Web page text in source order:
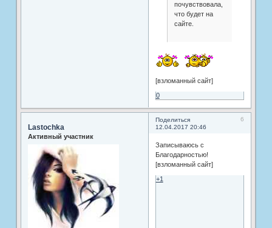
почувствовала,
что будет на
сайте.
[взломанный сайт]
0
Поделиться
6
12.04.2017 20:46
Lastochka
Активный участник
Записываюсь с
Благодарностью!
[взломанный сайт]
+1